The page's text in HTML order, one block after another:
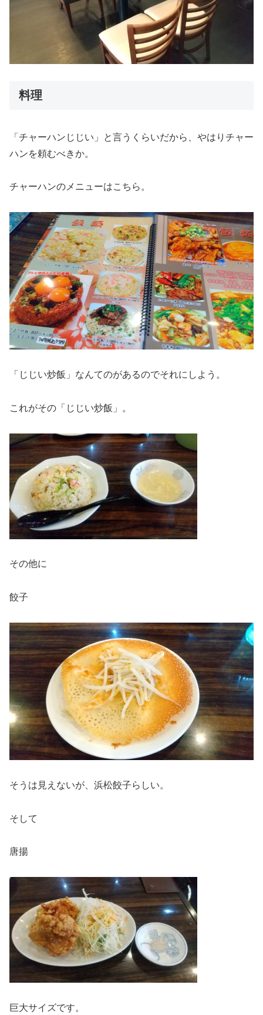
料理
「チャーハンじじい」と言うくらいだから、やはりチャー
ハンを頼むべきか。
チャーハンのメニューはこちら。
「じじい炒飯」なんてのがあるのでそれにしよう。
これがその「じじい炒飯」。
その他に
餃子
そうは見えないが、浜松餃子らしい。
そして
唐揚
巨大サイズです。